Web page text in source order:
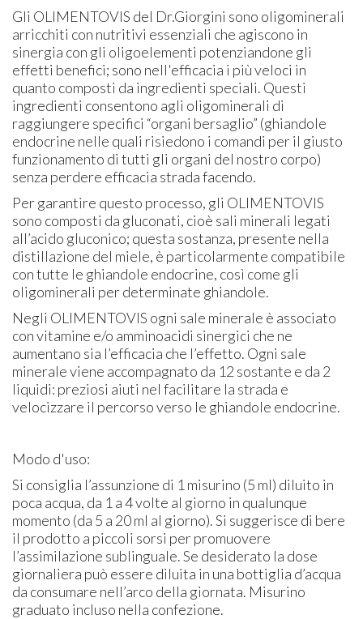
Gli OLIMENTOVIS del Dr.Giorgini sono oligominerali
arricchiti con nutritivi essenziali che agiscono in
sinergia con gli oligoelementi potenziandone gli
effetti benefici; sono nell'efficacia i più veloci in
quanto composti da ingredienti speciali. Questi
ingredienti consentono agli oligominerali di
raggiungere specifici “organi bersaglio” (ghiandole
endocrine nelle quali risiedono i comandi per il giusto
funzionamento di tutti gli organi del nostro corpo)
senza perdere efficacia strada facendo.
Per garantire questo processo, gli OLIMENTOVIS
sono composti da gluconati, cioè sali minerali legati
all’acido gluconico; questa sostanza, presente nella
distillazione del miele, è particolarmente compatibile
con tutte le ghiandole endocrine, così come gli
oligominerali per determinate ghiandole.
Negli OLIMENTOVIS ogni sale minerale è associato
con vitamine e/o amminoacidi sinergici che ne
aumentano sia l’efficacia che l’effetto. Ogni sale
minerale viene accompagnato da 12 sostante e da 2
liquidi: preziosi aiuti nel facilitare la strada e
velocizzare il percorso verso le ghiandole endocrine.
Modo d'uso:
Si consiglia l’assunzione di 1 misurino (5 ml) diluito in
poca acqua, da 1 a 4 volte al giorno in qualunque
momento (da 5 a 20 ml al giorno). Si suggerisce di bere
il prodotto a piccoli sorsi per promuovere
l’assimilazione sublinguale. Se desiderato la dose
giornaliera può essere diluita in una bottiglia d’acqua
da consumare nell’arco della giornata. Misurino
graduato incluso nella confezione.